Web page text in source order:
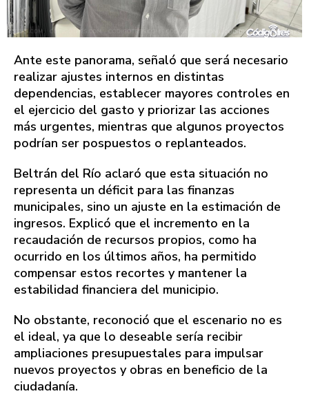
Ante este panorama, señaló que será necesario
realizar ajustes internos en distintas
dependencias, establecer mayores controles en
el ejercicio del gasto y priorizar las acciones
más urgentes, mientras que algunos proyectos
podrían ser pospuestos o replanteados.
Beltrán del Río aclaró que esta situación no
representa un déficit para las finanzas
municipales, sino un ajuste en la estimación de
ingresos. Explicó que el incremento en la
recaudación de recursos propios, como ha
ocurrido en los últimos años, ha permitido
compensar estos recortes y mantener la
estabilidad financiera del municipio.
No obstante, reconoció que el escenario no es
el ideal, ya que lo deseable sería recibir
ampliaciones presupuestales para impulsar
nuevos proyectos y obras en beneficio de la
ciudadanía.